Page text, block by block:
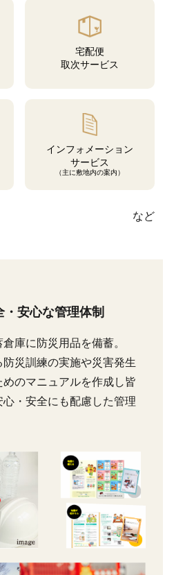
宅配便
取次サービス
インフォメーション
サービス
（主に敷地内の案内）
など
安心な管理体制
庫に防災用品を備蓄。
災訓練の実施や災害発生
のマニュアルを作成し皆
・安全にも配慮した管理